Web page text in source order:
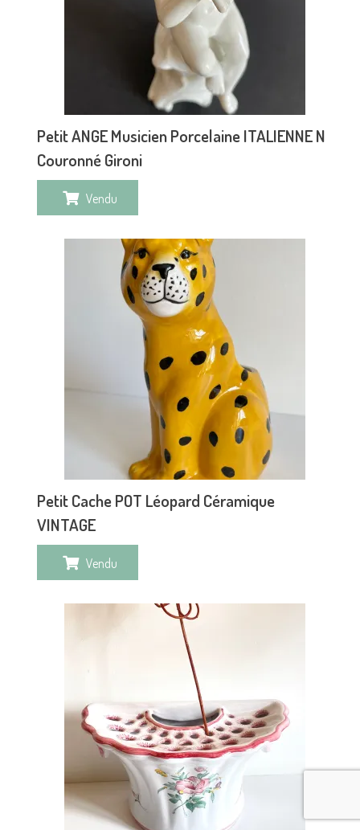
Petit ANGE Musicien Porcelaine ITALIENNE N
Couronné Gironi
Vendu
Petit Cache POT Léopard Céramique
VINTAGE
Vendu